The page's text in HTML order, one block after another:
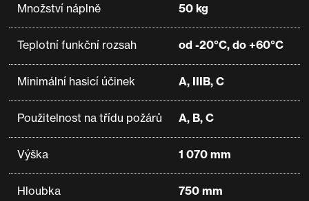
Množství náplně 50 kg
Teplotní funkční rozsah od -20°C, do +60°C
Minimální hasicí účinek A, IIIB, C
Použitelnost na třídu požárů A, B, C
Výška 1 070 mm
Hloubka 750 mm